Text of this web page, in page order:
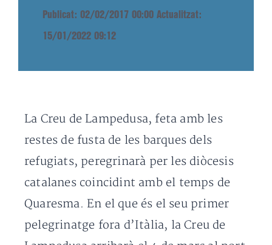
Publicat: 02/02/2017 00:00 Actualitzat:
15/01/2022 09:12
La Creu de Lampedusa, feta amb les
restes de fusta de les barques dels
refugiats, peregrinarà per les diòcesis
catalanes coincidint amb el temps de
Quaresma. En el que és el seu primer
pelegrinatge fora d’Itàlia, la Creu de